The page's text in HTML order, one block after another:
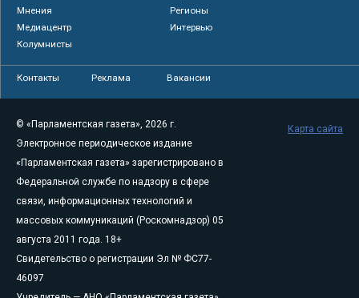
Мнения
Регионы
Медиацентр
Интервью
Колумнисты
Контакты Реклама Вакансии
© «Парламентская газета», 2026 г.
Электронное периодическое издание
«Парламентская газета» зарегистрировано в
Федеральной службе по надзору в сфере
связи, информационных технологий и
массовых коммуникаций (Роскомнадзор) 05
августа 2011 года. 18+
Свидетельство о регистрации Эл № ФС77-
46097
Карта сайта